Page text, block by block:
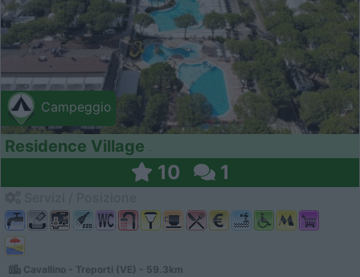
Campeggio
Residence Village
10 1
Cavallino - Treporti (VE) - 59.3km